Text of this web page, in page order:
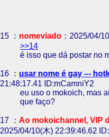
15 ： nomeviado ：2025/04/
>>14
é isso que dá postar no
16 ： usar nome é gay –-
21:48:17.41 ID:mCamniY2
eu uso o mokoich, mas
que faço?
17 ： Ao mokoichannel, VIP
2025/04/10(木) 22:39:46.62